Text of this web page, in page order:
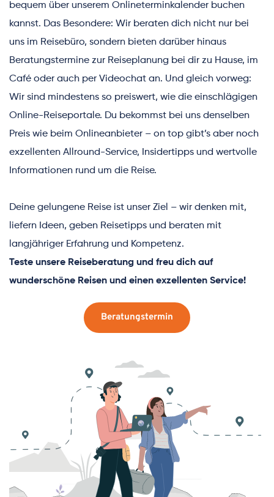
bequem über unserem Onlineterminkalender buchen
kannst. Das Besondere: Wir beraten dich nicht nur bei
uns im Reisebüro, sondern bieten darüber hinaus
Beratungstermine zur Reiseplanung bei dir zu Hause, im
Café oder auch per Videochat an. Und gleich vorweg:
Wir sind mindestens so preiswert, wie die einschlägigen
Online-Reiseportale. Du bekommst bei uns denselben
Preis wie beim Onlineanbieter – on top gibt’s aber noch
exzellenten Allround-Service, Insidertipps und wertvolle
Informationen rund um die Reise.
Deine gelungene Reise ist unser Ziel – wir denken mit,
liefern Ideen, geben Reisetipps und beraten mit
langjähriger Erfahrung und Kompetenz.
Teste unsere Reiseberatung und freu dich auf
wunderschöne Reisen und einen exzellenten Service!
Beratungstermin